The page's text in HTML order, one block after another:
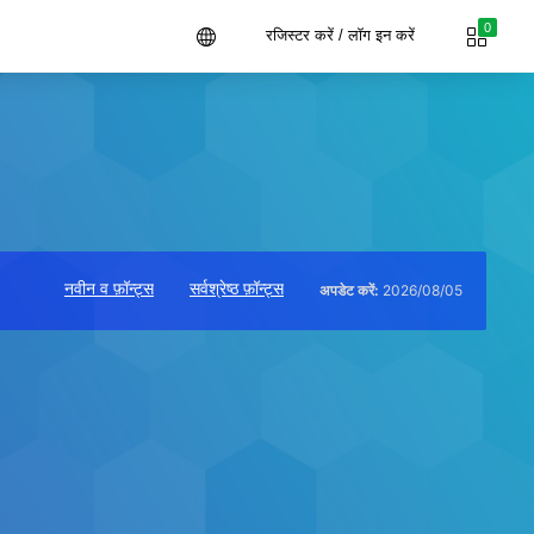
0
रजिस्टर करें / लॉग इन करें
अपडेट करें: 2026/08/05
नवीन व फ़ॉन्ट्स सर्वश्रेष्ठ फ़ॉन्ट्स